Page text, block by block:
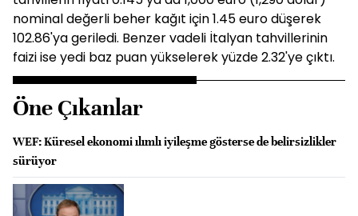
nominal değerli beher kağıt için 1.45 euro düşerek
102.86'ya geriledi. Benzer vadeli İtalyan tahvillerinin
faizi ise yedi baz puan yükselerek yüzde 2.32'ye çıktı.
Öne Çıkanlar
WEF: Küresel ekonomi ılımlı iyileşme gösterse de belirsizlikler
sürüyor